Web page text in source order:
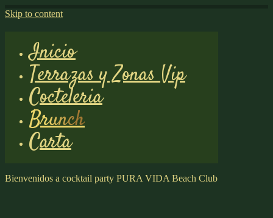
Skip to content
Inicio
Terrazas y Zonas Vip
Cocteleria
Brunch
Carta
Bienvenidos a cocktail party PURA VIDA Beach Club